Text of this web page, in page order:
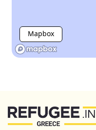
Mapbox